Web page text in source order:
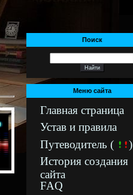
Поиск
Меню сайта
Главная страница
Устав и правила
Путеводитель (
)
История создания
сайта
FAQ